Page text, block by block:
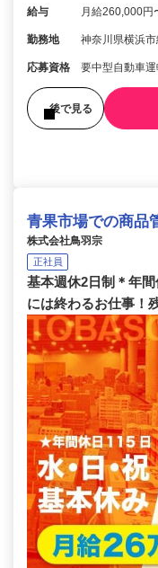
給与 月給260,000円
勤務地 神奈川県横浜
応募資格 要中型自動車
後で見る
青果市場での商品
株式会社鳥羽宗
正社員
基本週休2日制＊年
には終わるお仕事！